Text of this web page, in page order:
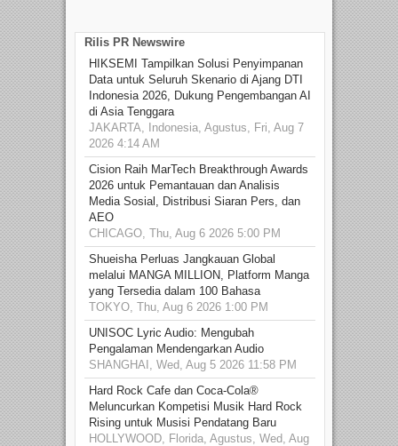
Rilis PR Newswire
HIKSEMI Tampilkan Solusi Penyimpanan
Data untuk Seluruh Skenario di Ajang DTI
Indonesia 2026, Dukung Pengembangan AI
di Asia Tenggara
JAKARTA, Indonesia, Agustus, Fri, Aug 7
2026 4:14 AM
Cision Raih MarTech Breakthrough Awards
2026 untuk Pemantauan dan Analisis
Media Sosial, Distribusi Siaran Pers, dan
AEO
CHICAGO, Thu, Aug 6 2026 5:00 PM
Shueisha Perluas Jangkauan Global
melalui MANGA MILLION, Platform Manga
yang Tersedia dalam 100 Bahasa
TOKYO, Thu, Aug 6 2026 1:00 PM
UNISOC Lyric Audio: Mengubah
Pengalaman Mendengarkan Audio
SHANGHAI, Wed, Aug 5 2026 11:58 PM
Hard Rock Cafe dan Coca-Cola®
Meluncurkan Kompetisi Musik Hard Rock
Rising untuk Musisi Pendatang Baru
HOLLYWOOD, Florida, Agustus, Wed, Aug